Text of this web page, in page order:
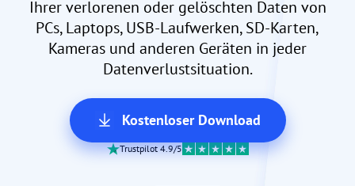
Ihrer verlorenen oder gelöschten Daten von
PCs, Laptops, USB-Laufwerken, SD-Karten,
Kameras und anderen Geräten in jeder
Datenverlustsituation.
Kostenloser Download
Trustpilot 4.9/5